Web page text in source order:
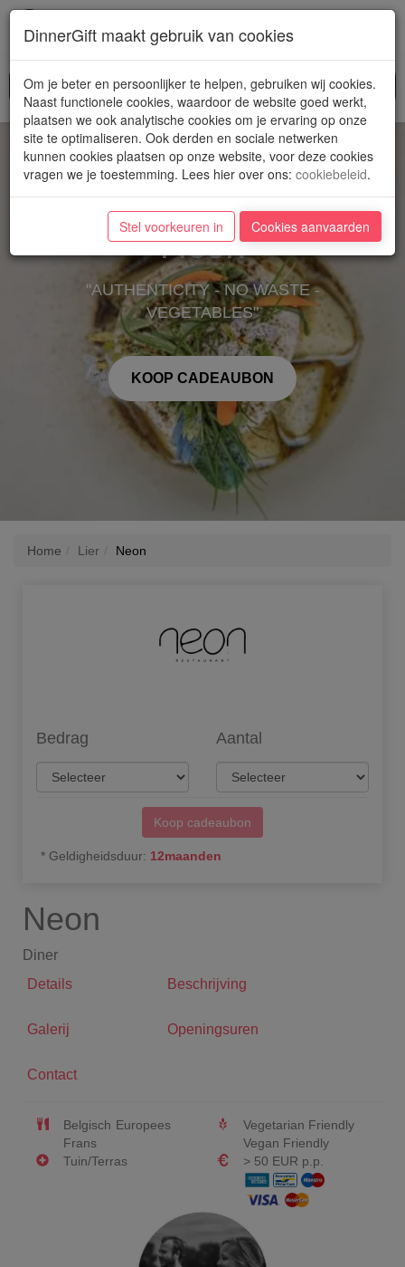
Neon
"AUTHENTICITY - NO WASTE -
VEGETABLES"
KOOP CADEAUBON
Home Lier Neon
Bedrag Aantal
Koop cadeaubon
* Geldigheidsduur: 12maanden
Neon
Diner
Details
Beschrijving
Galerij Openingsuren
Contact
Belgisch Europees
Frans
Vegetarian Friendly
Vegan Friendly
Tuin/Terras
> 50 EUR p.p.
DinnerGift maakt gebruik van cookies
Om je beter en persoonlijker te helpen, gebruiken wij cookies.
Naast functionele cookies, waardoor de website goed werkt,
plaatsen we ook analytische cookies om je ervaring op onze
site te optimaliseren. Ook derden en sociale netwerken
kunnen cookies plaatsen op onze website, voor deze cookies
vragen we je toestemming. Lees hier over ons: cookiebeleid.
Stel voorkeuren in Cookies aanvaarden